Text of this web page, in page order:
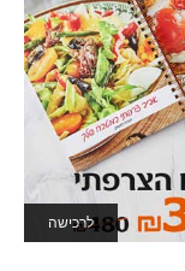
לרכישה
לאתר המשחקים